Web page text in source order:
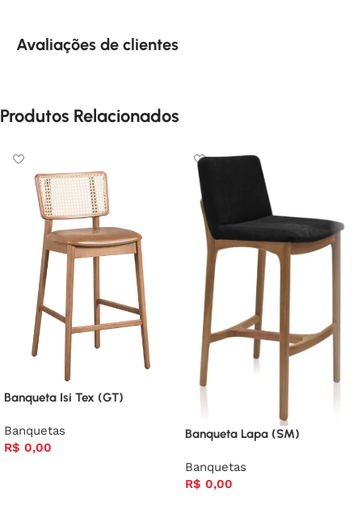
Avaliações de clientes
Produtos Relacionados
Banqueta Isi Tex (GT)
Banquetas
R$ 0,00
Banqueta Lapa (SM)
Banquetas
R$ 0,00